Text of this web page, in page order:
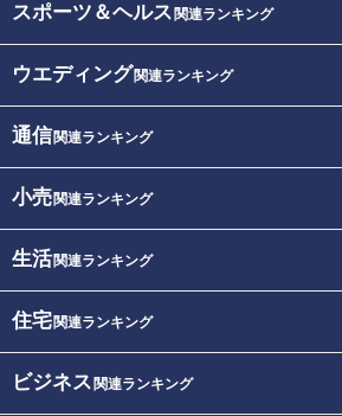
スポーツ＆ヘルス 関連ランキング
ウエディング関連ランキング
通信関連ランキング
小売関連ランキング
生活関連ランキング
住宅関連ランキング
ビジネス 関連ランキング